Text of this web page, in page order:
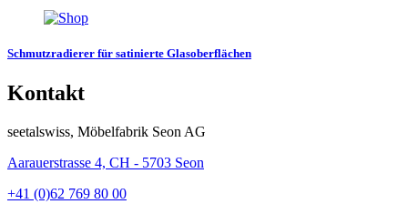
Schmutzradierer für satinierte Glasoberflächen
Kontakt
seetalswiss, Möbelfabrik Seon AG
Aarauerstrasse 4, CH - 5703 Seon
+41 (0)62 769 80 00